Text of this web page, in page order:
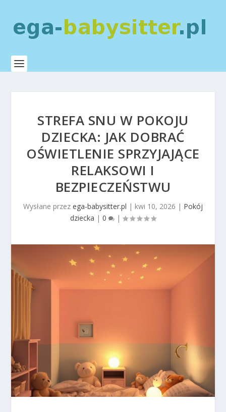
STREFA SNU W POKOJU
DZIECKA: JAK DOBRAĆ
OŚWIETLENIE SPRZYJAJĄCE
RELAKSOWI I
BEZPIECZEŃSTWU
Wysłane przez ega-babysitter.pl | kwi 10, 2026 | Pokój
dziecka | 0 |